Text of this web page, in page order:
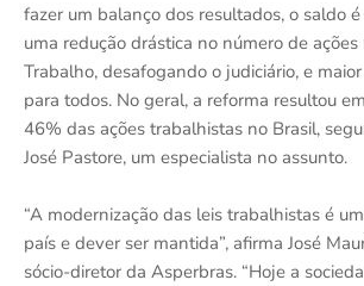
fazer um balanço dos resultados, o saldo
uma redução drástica no número de ações
Trabalho, desafogando o judiciário, e
para todos. No geral, a reforma resultou
46% das ações trabalhistas no Brasil,
José Pastore, um especialista no assunto.
“A modernização das leis trabalhistas é
país e dever ser mantida”, afirma José
sócio-diretor da Asperbras. “Hoje a